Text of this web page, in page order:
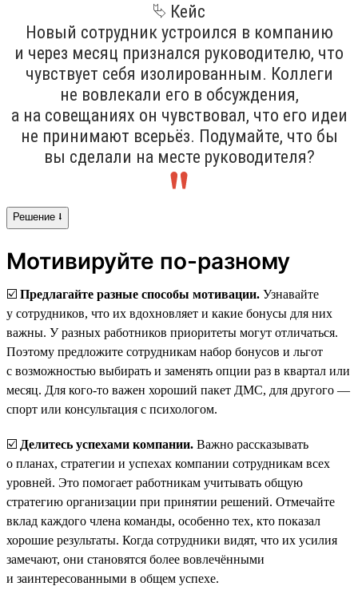
⮱ Кейс
Новый сотрудник устроился в компанию
и через месяц признался руководителю, что
чувствует себя изолированным. Коллеги
не вовлекали его в обсуждения,
а на совещаниях он чувствовал, что его идеи
не принимают всерьёз. Подумайте, что бы
вы сделали на месте руководителя?
Решение ⭣
Мотивируйте по-разному
☑️ Предлагайте разные способы мотивации. Узнавайте
у сотрудников, что их вдохновляет и какие бонусы для них
важны. У разных работников приоритеты могут отличаться.
Поэтому предложите сотрудникам набор бонусов и льгот
с возможностью выбирать и заменять опции раз в квартал или
месяц. Для кого-то важен хороший пакет ДМС, для другого —
спорт или консультация с психологом.
☑️ Делитесь успехами компании. Важно рассказывать
о планах, стратегии и успехах компании сотрудникам всех
уровней. Это помогает работникам учитывать общую
стратегию организации при принятии решений. Отмечайте
вклад каждого члена команды, особенно тех, кто показал
хорошие результаты. Когда сотрудники видят, что их усилия
замечают, они становятся более вовлечёнными
и заинтересованными в общем успехе.